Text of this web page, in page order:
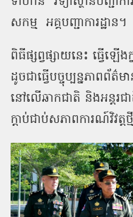
សកម្ម អគ្គបញ្ជាការដ្ឋាន។
ពិធីផ្សព្វផ្សាយនេះ ធ្វើ
ដូចជាធ្វើបច្ចុប្បន្នភាព
នៅលើឆាកជាតិ និងអន្តរ
ក្តាប់ជាប់សភាពការណ៍វិវត្ត